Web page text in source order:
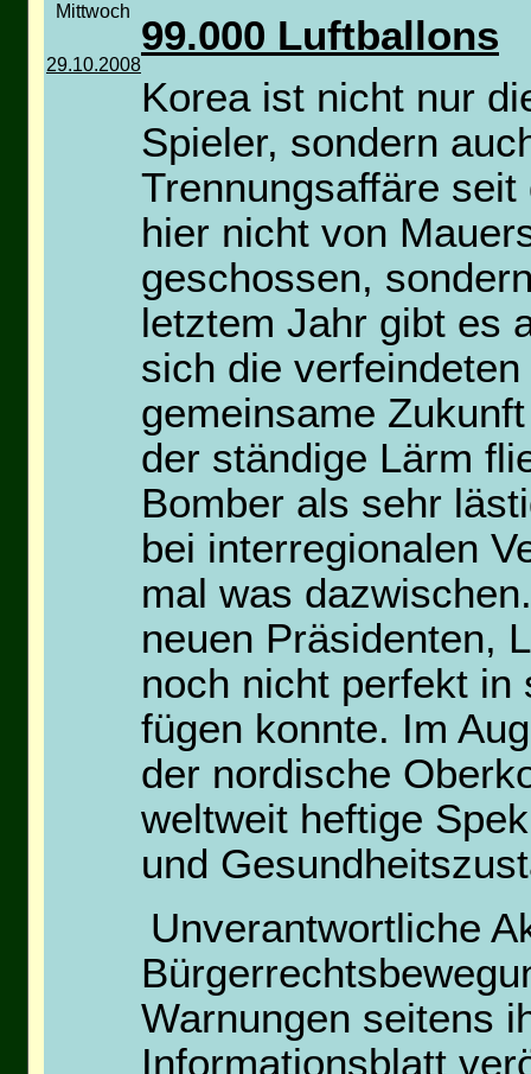
Mittwoch
29.10.2008
99.000 Luftballons
Korea ist nicht nur
Spieler, sondern
Trennungsaffäre
hier nicht von
geschossen,
letztem Jahr gibt es
sich die
gemeinsame
der ständige Lärm
Bomber als sehr
bei interregionalen
mal was
neuen Präsidenten,
noch nicht perfekt in
fügen konnte. Im
der nordische
weltweit heftige
und
Unverantwortliche
Warnungen seitens
Informationsblatt